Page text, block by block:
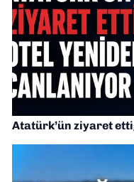
Atatürk’ün ziyaret